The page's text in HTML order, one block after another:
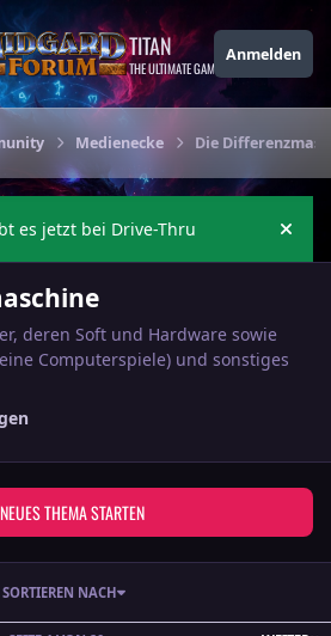
TITAN
THE ULTIMATE GAMING THEME
Anmelden
Medienecke Die
es jetzt bei Drive-Thru
deren Soft und Hardware sowie
Computerspiele) und sonstiges
NEUES THEMA STARTEN
SORTIEREN NACH